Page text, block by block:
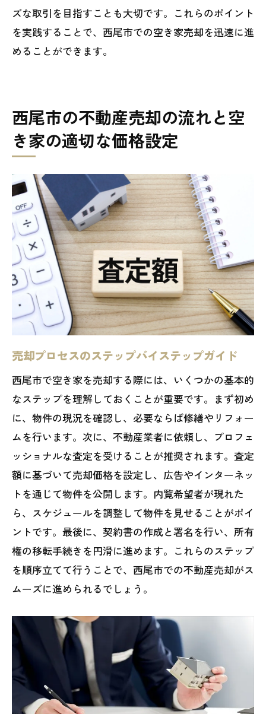
ズな取引を目指すことも大切です。これらのポイント
を実践することで、西尾市での空き家売却を迅速に進
めることができます。
西尾市の不動産売却の流れと空
き家の適切な価格設定
売却プロセスのステップバイステップガイド
西尾市で空き家を売却する際には、いくつかの基本的
なステップを理解しておくことが重要です。まず初め
に、物件の現況を確認し、必要ならば修繕やリフォー
ムを行います。次に、不動産業者に依頼し、プロフェ
ッショナルな査定を受けることが推奨されます。査定
額に基づいて売却価格を設定し、広告やインターネッ
トを通じて物件を公開します。内覧希望者が現れた
ら、スケジュールを調整して物件を見せることがポイ
ントです。最後に、契約書の作成と署名を行い、所有
権の移転手続きを円滑に進めます。これらのステップ
を順序立てて行うことで、西尾市での不動産売却がス
ムーズに進められるでしょう。